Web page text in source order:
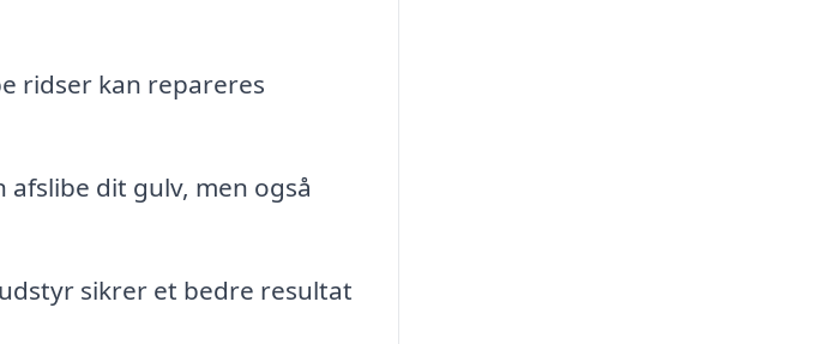
ridser kan repareres
dit gulv, men også
sikrer et bedre resultat